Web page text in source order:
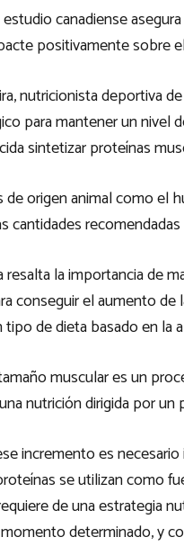
canadiense
positivamente sobre
nutricionista deportiva
para mantener un nivel
sintetizar proteínas
de origen animal como el
cantidades
resalta la importancia de
conseguir el aumento
de dieta basado en la
muscular es un
nutrición dirigida por
incremento es
se utilizan como
de una estrategia
determinado, y